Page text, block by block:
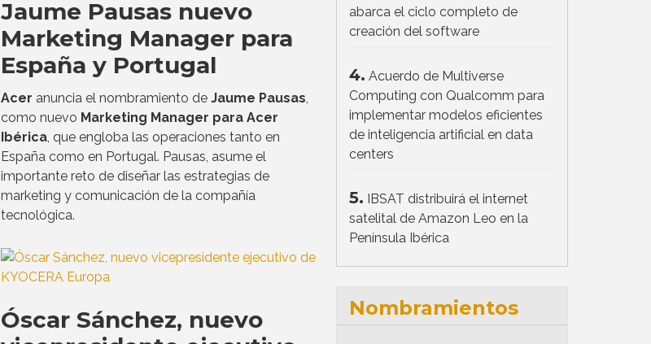
Jaume Pausas nuevo
Marketing Manager para
España y Portugal
Acer anuncia el nombramiento de Jaume Pausas
como nuevo Marketing Manager para Acer
Ibérica, que engloba las operaciones tanto en
España como en Portugal. Pausas, asume el
importante reto de diseñar las estrategias de
marketing y comunicación de la compañía
tecnológica.
Óscar Sánchez, nuevo
abarca el ciclo completo de
creación del software
4. Acuerdo de Multiverse
Computing con Qualcomm para
implementar modelos eficientes
de inteligencia artificial en data
centers
5. IBSAT distribuirá el internet
satelital de Amazon Leo en la
Península Ibérica
Nombramientos